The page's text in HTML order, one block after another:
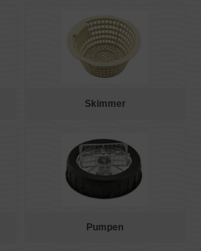
Skimmer
Pumpen